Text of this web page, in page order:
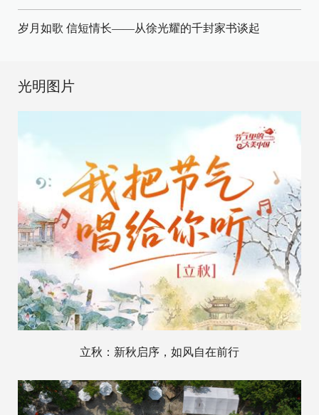
岁月如歌 信短情长——从徐光耀的千封家书谈起
光明图片
立秋：新秋启序，如风自在前行